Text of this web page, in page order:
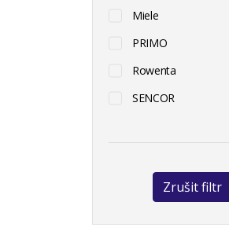
Miele
PRIMO
Rowenta
SENCOR
Zrušit filtr